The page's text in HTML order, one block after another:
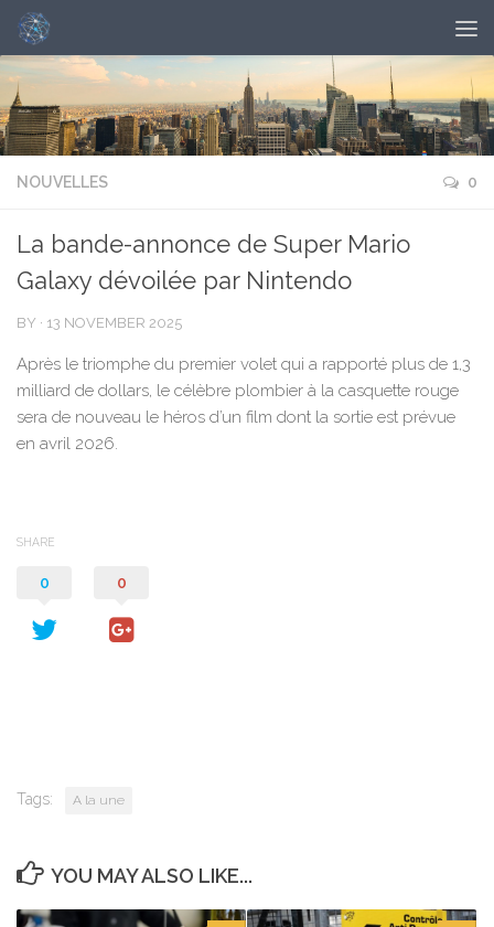
NOUVELLES 0
La bande-annonce de Super Mario
Galaxy dévoilée par Nintendo
BY · 13 NOVEMBER 2025
Après le triomphe du premier volet qui a rapporté plus de 1,3
milliard de dollars, le célèbre plombier à la casquette rouge
sera de nouveau le héros d’un film dont la sortie est prévue
en avril 2026.
SHARE
0 0
Tags: A la une
YOU MAY ALSO LIKE...